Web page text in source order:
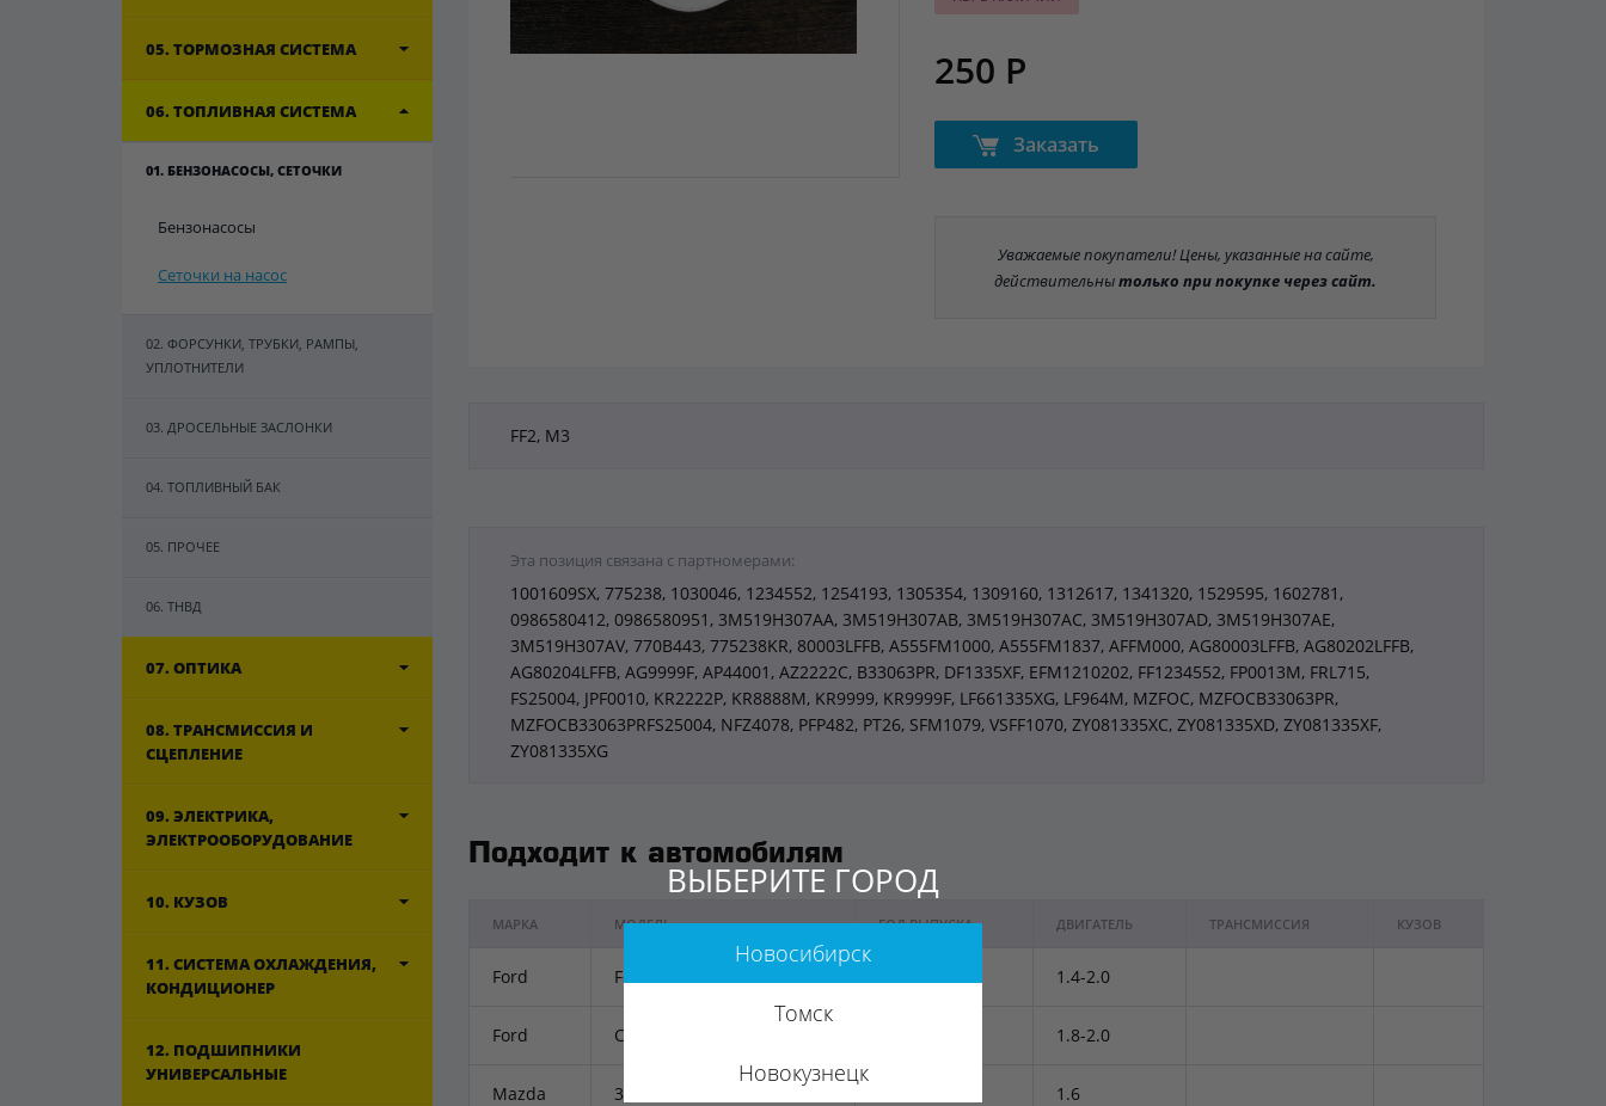
05. ТОРМОЗНАЯ СИСТЕМА
06. ТОПЛИВНАЯ СИСТЕМА
01. БЕНЗОНАСОСЫ, СЕТОЧКИ
Бензонасосы
Сеточки на насос
02. ФОРСУНКИ, ТРУБКИ, РАМПЫ,
УПЛОТНИТЕЛИ
03. ДРОСЕЛЬНЫЕ ЗАСЛОНКИ
04. ТОПЛИВНЫЙ БАК
05. ПРОЧЕЕ
06. ТНВД
07. ОПТИКА
08. ТРАНСМИССИЯ И
СЦЕПЛЕНИЕ
09. ЭЛЕКТРИКА,
ЭЛЕКТРООБОРУДОВАНИЕ
10. КУЗОВ
11. СИСТЕМА ОХЛАЖДЕНИЯ,
КОНДИЦИОНЕР
12. ПОДШИПНИКИ
УНИВЕРСАЛЬНЫЕ
250 Р
Заказать
Уважаемые покупатели! Цены, указанные на сайте,
действительнытолько при покупке через сайт.
FF2, M3
Эта позиция связана с партномерами:
1001609SX, 775238, 1030046, 1234552, 1254193, 1305354, 1309160, 1312617, 1341320, 1529595, 1602781,
0986580412, 0986580951, 3M519H307AA, 3M519H307AB, 3M519H307AC, 3M519H307AD, 3M519H307AE,
3M519H307AV, 770B443, 775238KR, 80003LFFB, A555FM1000, A555FM1837, AFFM000, AG80003LFFB, AG80202LFFB,
AG80204LFFB, AG9999F, AP44001, AZ2222C, B33063PR, DF1335XF, EFM1210202, FF1234552, FP0013M, FRL715,
FS25004, JPF0010, KR2222P, KR8888M, KR9999, KR9999F, LF661335XG, LF964M, MZFOC, MZFOCB33063PR,
MZFOCB33063PRFS25004, NFZ4078, PFP482, PT26, SFM1079, VSFF1070, ZY081335XC, ZY081335XD, ZY081335XF,
ZY081335XG
Подходит к автомобилям
МАРКА МОДЕЛЬ ГОД ВЫПУСКА ДВИГАТЕЛЬ ТРАНСМИССИЯ КУЗОВ
Ford Focus II (2005-2008) 1.4-2.0
Ford C-Max I 1.8-2.0
Mazda 3 1.6
ВЫБЕРИТЕ ГОРОД
Новосибирск
Томск
Новокузнецк